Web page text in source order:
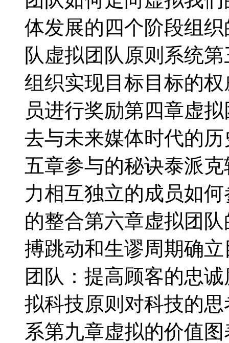
体发展的四个阶段组
队虚拟团队原则系统
组织实现目标目标的
员进行奖励第四章虚
去与未来媒体时代的
五章参与的秘诀泰派
力相互独立的成员如
的整合第六章虚拟团
搏跳动和生谬周期确
团队：提高顾客的忠
拟科技原则对科技的
系第九章虚拟的价值